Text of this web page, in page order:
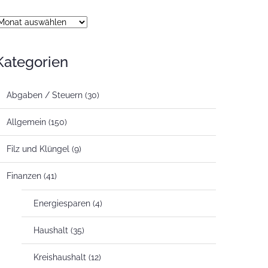
Abgaben / Steuern (30)
Allgemein (150)
Filz und Klüngel (9)
Finanzen (41)
Energiesparen (4)
Haushalt (35)
Kreishaushalt (12)